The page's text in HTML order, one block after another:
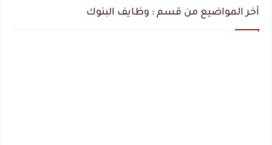
أخر المواضيع من قسم : وظايف البنوك